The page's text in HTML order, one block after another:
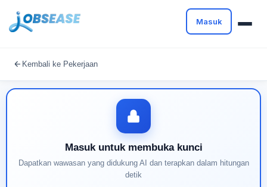
Masuk
Kembali ke Pekerjaan
Masuk untuk membuka kunci
Dapatkan wawasan yang didukung AI dan terapkan dalam hitungan
detik
Buat profil Anda untuk membuka kunci pencocokan